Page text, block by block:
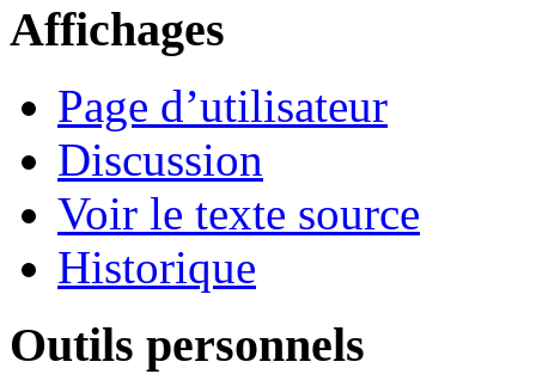
Affichages
Page d’utilisateur
Discussion
Voir le texte source
Historique
Outils personnels